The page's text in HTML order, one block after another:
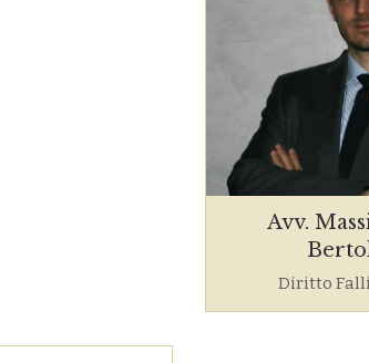
Avv.
Diritto